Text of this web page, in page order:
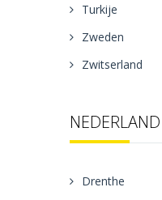
Turkije
Zweden
Zwitserland
NEDERLAND
Drenthe